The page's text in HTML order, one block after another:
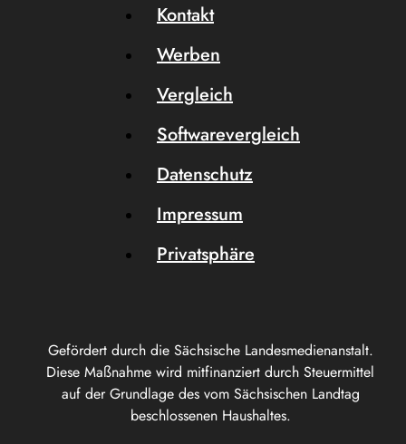
Gefördert durch die Sächsische Landesmedienanstalt.
Diese Maßnahme wird mitfinanziert durch Steuermittel
auf der Grundlage des vom Sächsischen Landtag
beschlossenen Haushaltes.
Kontakt
Werben
Vergleich
Softwarevergleich
Datenschutz
Impressum
Privatsphäre